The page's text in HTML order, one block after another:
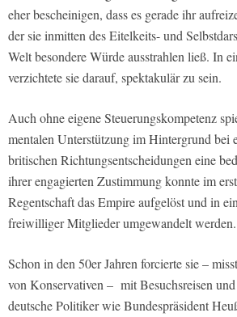
eher bescheinigen, dass es gerade ihr
der sie inmitten des Eitelkeits- und
Welt besondere Würde ausstrahlen ließ. In
verzichtete sie darauf, spektakulär zu sein.
Auch ohne eigene Steuerungskompetenz
mentalen Unterstützung im Hintergrund bei
britischen Richtungsentscheidungen eine
ihrer engagierten Zustimmung konnte im
Regentschaft das Empire aufgelöst und in
freiwilliger Mitglieder umgewandelt werden.
Schon in den 50er Jahren forcierte sie –
von Konservativen – mit Besuchsreisen
deutsche Politiker wie Bundespräsident